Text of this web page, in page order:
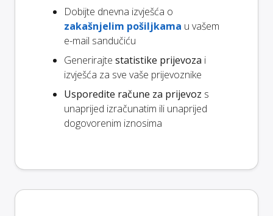
Dobijte dnevna izvješća o
zakašnjelim pošiljkama u vašem
e-mail sandučiću
Generirajte statistike prijevoza i
izvješća za sve vaše prijevoznike
Usporedite račune za prijevoz s
unaprijed izračunatim ili unaprijed
dogovorenim iznosima